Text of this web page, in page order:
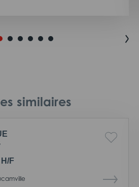
similaires
F